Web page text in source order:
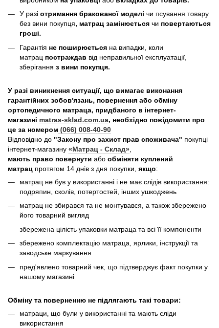
У разі отримання бракованої моделі чи псування товару
без вини покупця, матрац замінюється чи повертаються
гроші.
Гарантія не поширюється на випадки, коли
матрац постраждав від неправильної експлуатації,
зберігання з вини покупця.
У разі виникнення ситуації, що вимагає виконання
гарантійних зобов'язань, повернення або обміну
ортопедичного матраца, придбаного в інтернет-
магазині matras-sklad.com.ua, необхідно повідомити про
це за номером (066) 008-40-90
Відповідно до "Закону про захист прав споживача" покупці
інтернет-магазину «Матрац - Склад»
мають право повернути або обміняти куплений
матрац протягом 14 днів з дня покупки, якщо:
матрац не був у використанні і не має слідів використання:
подряпин, сколів, потертостей, інших ушкоджень
матрац не збирався та не монтувався, а також збережено
його товарний вигляд
збережена цілість упаковки матраца та всі її компоненти
збережено комплектацію матраца, ярлики, інструкції та
заводське маркування
пред'явлено товарний чек, що підтверджує факт покупки у
нашому магазині
Обміну та поверненню не підлягають такі товари:
матраци, що були у використанні та мають сліди
використання